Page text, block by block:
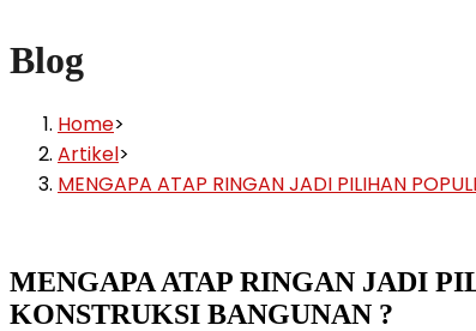
Blog
Home>
Artikel>
MENGAPA ATAP RINGAN JADI PILIHAN
MENGAPA ATAP RINGAN JADI
KONSTRUKSI BANGUNAN ?